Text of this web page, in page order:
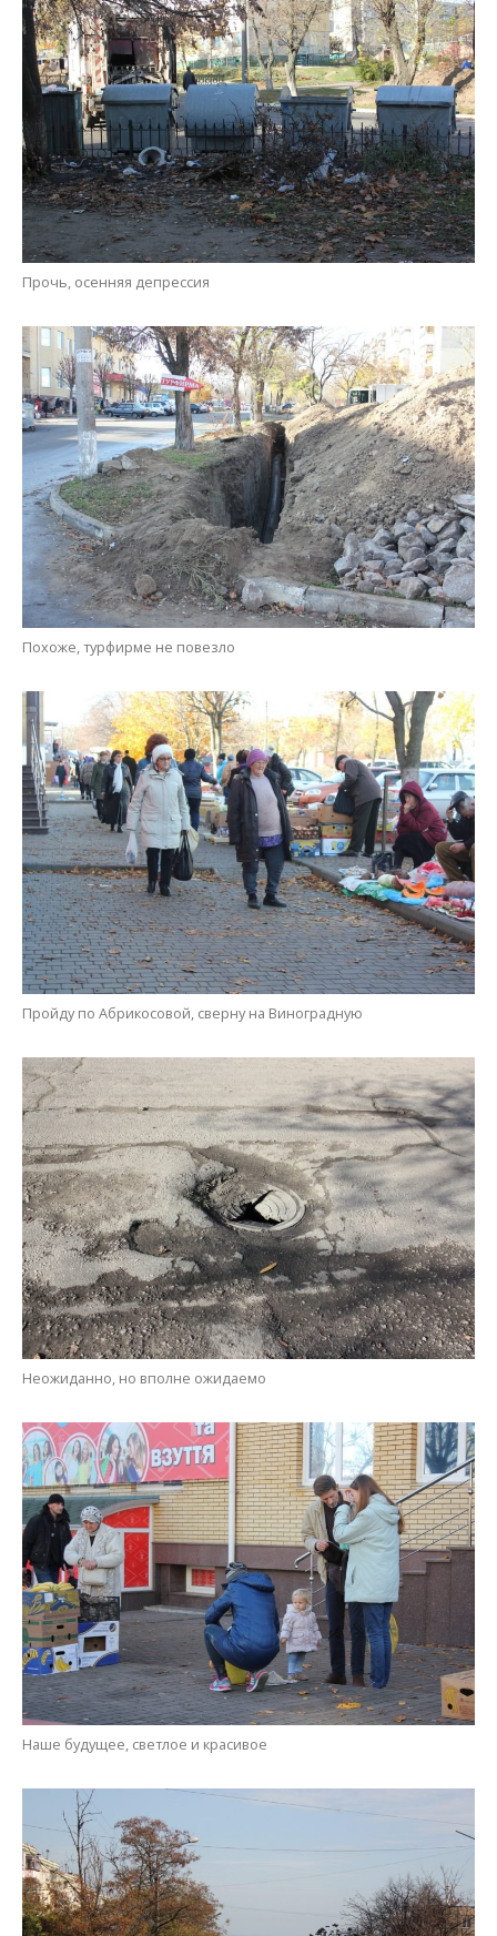
Прочь, осенняя депрессия
Похоже, турфирме не повезло
Пройду по Абрикосовой, сверну на Виноградную
Неожиданно, но вполне ожидаемо
Наше будущее, светлое и красивое